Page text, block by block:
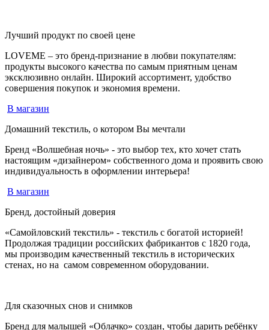
Лучший продукт по своей цене
LOVEME – это бренд-признание в любви покупателям:
продукты высокого качества по самым приятным ценам
эксклюзивно онлайн. Широкий ассортимент, удобство
совершения покупок и экономия времени.
В магазин
Домашний текстиль, о котором Вы мечтали
Бренд «Волшебная ночь» - это выбор тех, кто хочет стать
настоящим «дизайнером» собственного дома и проявить свою
индивидуальность в оформлении интерьера!
В магазин
Бренд, достойный доверия
«Самойловский текстиль» - текстиль с богатой историей!
Продолжая традиции российских фабрикантов с 1820 года,
мы производим качественный текстиль в исторических
стенах, но на самом современном оборудовании.
Для сказочных снов и снимков
Бренд для малышей «Облачко» создан, чтобы дарить ребёнку